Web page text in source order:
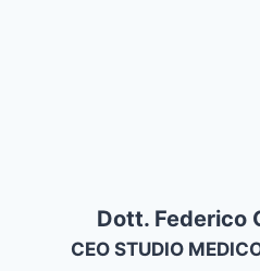
Dott. Federico
CEO STUDIO